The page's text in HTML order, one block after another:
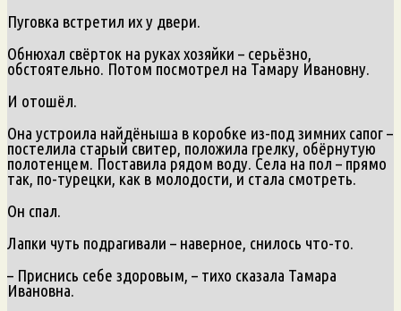
Пуговка встретил их у двери.
Обнюхал свёрток на руках хозяйки – серьёзно,
обстоятельно. Потом посмотрел на Тамару Ивановну.
И отошёл.
Она устроила найдёныша в коробке из-под зимних сапог –
постелила старый свитер, положила грелку, обёрнутую
полотенцем. Поставила рядом воду. Села на пол – прямо
так, по-турецки, как в молодости, и стала смотреть.
Он спал.
Лапки чуть подрагивали – наверное, снилось что-то.
– Приснись себе здоровым, – тихо сказала Тамара
Ивановна.